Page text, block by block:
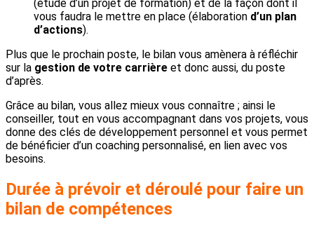
(étude d’un projet de formation) et de la façon dont il
vous faudra le mettre en place (élaboration d’un plan
d’actions).
Plus que le prochain poste, le bilan vous amènera à réfléchir
sur la gestion de votre carrière et donc aussi, du poste
d’après.
Grâce au bilan, vous allez mieux vous connaître ; ainsi le
conseiller, tout en vous accompagnant dans vos projets, vous
donne des clés de développement personnel et vous permet
de bénéficier d’un coaching personnalisé, en lien avec vos
besoins.
Durée à prévoir et déroulé pour faire un
bilan de compétences